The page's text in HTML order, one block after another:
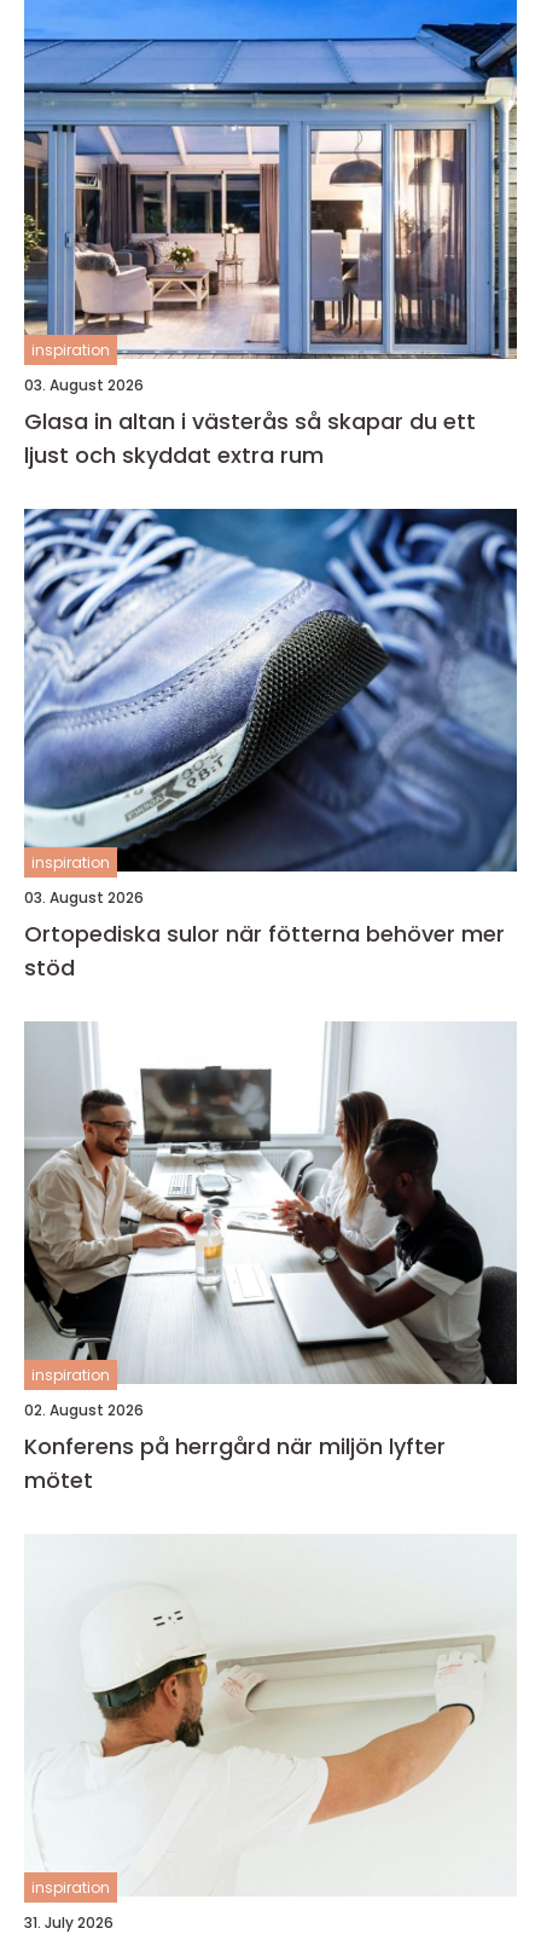
inspiration
03. August 2026
Glasa in altan i västerås så skapar du ett
ljust och skyddat extra rum
inspiration
03. August 2026
Ortopediska sulor när fötterna behöver mer
stöd
inspiration
02. August 2026
Konferens på herrgård när miljön lyfter
mötet
inspiration
31. July 2026